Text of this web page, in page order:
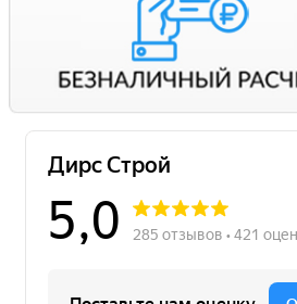
с НДС. Для этого попросите
счет на оплату.